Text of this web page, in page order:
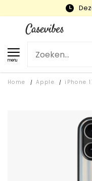
menu
Home / Apple / iPhone